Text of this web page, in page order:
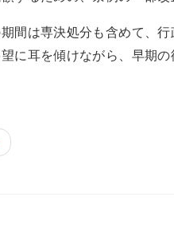
間は専決処分も含めて、
に耳を傾けながら、早期